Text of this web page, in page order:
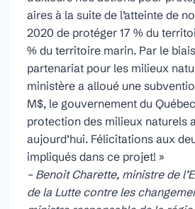
aires à la suite de l’atteinte de
2020 de protéger 17 % du
% du territoire marin. Par le
partenariat pour les milieux
ministère a alloué une
M$, le gouvernement du
protection des milieux naturels
aujourd’hui. Félicitations aux
impliqués dans ce projet! »
– Benoit Charette, ministre de
de la Lutte contre les